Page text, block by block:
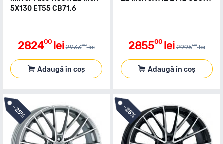
5X130 ET55 CB71.6
282400 lei 293300 lei
Adaugă în coș
285500 lei 299500 lei
Adaugă în coș
-25% -25%